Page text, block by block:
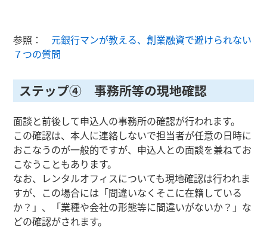
参照： 元銀行マンが教える、創業融資で避けられない
７つの質問
ステップ④ 事務所等の現地確認
面談と前後して申込人の事務所の確認が行われます。
この確認は、本人に連絡しないで担当者が任意の日時に
おこなうのが一般的ですが、申込人との面談を兼ねてお
こなうこともあります。
なお、レンタルオフィスについても現地確認は行われま
すが、この場合には「間違いなくそこに在籍している
か？」、「業種や会社の形態等に間違いがないか？」な
どの確認がされます。